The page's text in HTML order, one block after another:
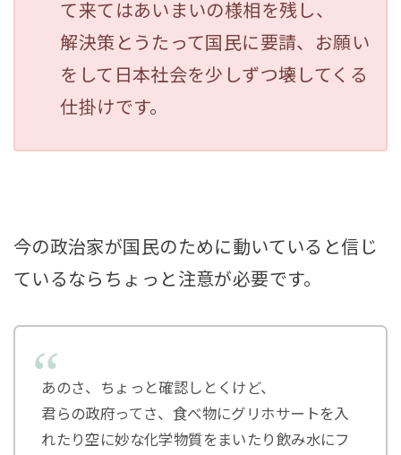
て来てはあいまいの様相を残し、
解決策とうたって国民に要請、お願い
をして日本社会を少しずつ壊してくる
仕掛けです。
今の政治家が国民のために動いていると信じ
ているならちょっと注意が必要です。
あのさ、ちょっと確認しとくけど、
君らの政府ってさ、食べ物にグリホサートを入
れたり空に妙な化学物質をまいたり飲み水にフ